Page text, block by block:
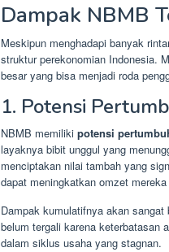
Dampak NBMB
Meskipun menghadapi banyak
struktur perekonomian Indonesia.
besar yang bisa menjadi roda
1. Potensi
NBMB memiliki potensi
layaknya bibit unggul yang
menciptakan nilai tambah yang
dapat meningkatkan omzet
Dampak kumulatifnya akan
belum tergali karena keterbatasan
dalam siklus usaha yang stagnan.